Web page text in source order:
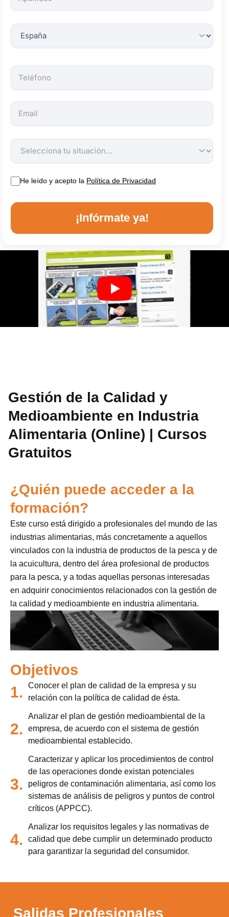
obligatorios.
He leído y acepto la Política de Privacidad
¡Infórmate ya!
Gestión de la Calidad y
Medioambiente en Industria
Alimentaria (Online) | Cursos
Gratuitos
¿Quién puede acceder a la
formación?
Este curso está dirigido a profesionales del mundo de las
industrias alimentarias, más concretamente a aquellos
vinculados con la industria de productos de la pesca y de
la acuicultura, dentro del área profesional de productos
para la pesca, y a todas aquellas personas interesadas
en adquirir conocimientos relacionados con la gestión de
la calidad y medioambiente en industria alimentaria.
Objetivos
1.
Conocer el plan de calidad de la empresa y su
relación con la política de calidad de ésta.
2.
Analizar el plan de gestión medioambiental de la
empresa, de acuerdo con el sistema de gestión
medioambiental establecido.
3.
Caracterizar y aplicar los procedimientos de control
de las operaciones donde existan potenciales
peligros de contaminación alimentaria, así como los
sistemas de análisis de peligros y puntos de control
críticos (APPCC).
4.
Analizar los requisitos legales y las normativas de
calidad que debe cumplir un determinado producto
para garantizar la seguridad del consumidor.
Salidas Profesionales